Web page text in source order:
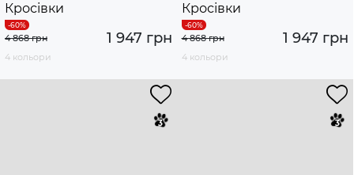
Кросівки
1 947 грн
4 868 грн
4 кольори
Кросівки
1 947 грн
4 868 грн
4 кольори